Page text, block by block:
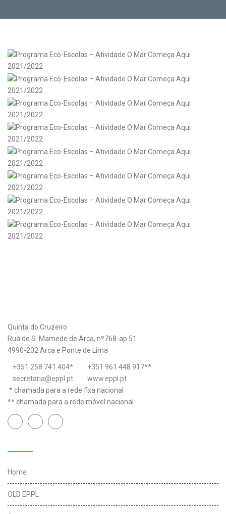
Quinta do Cruzeiro
Rua de S. Mamede de Arca, nº768-ap 51
4990-202 Arca e Ponte de Lima
+351 258 741 404* +351 961 448 917**
secretaria@eppl.pt
www.eppl.pt
* chamada para a rede fixa nacional
** chamada para a rede móvel nacional
Home
OLD EPPL